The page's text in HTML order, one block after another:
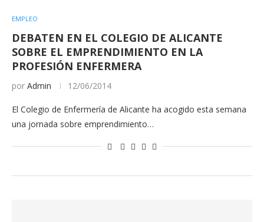
EMPLEO
DEBATEN EN EL COLEGIO DE ALICANTE
SOBRE EL EMPRENDIMIENTO EN LA
PROFESIÓN ENFERMERA
por Admin 12/06/2014
El Colegio de Enfermería de Alicante ha acogido esta semana
una jornada sobre emprendimiento…